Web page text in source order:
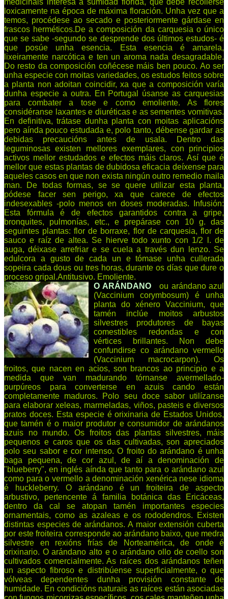
medicinais interesa a sumidad florida, que debe recollerse
loxicamente na época de máxima floración. Unha vez que a
temos, procédese ao secado e posteriormente gárdase en
frascos herméticos.De a composición da carquesia o único
que se sabe -segundo se desprende dos últimos estudos- é
que posúe unha esencia. Esta esencia é amarela,
lixeiramente narcótica e ten un aroma nada desagradable.
Do resto da composición coñécese máis ben pouco. Ao ser
unha especie con moitas variedades, os estudos feitos sobre
a planta non adoitan coincidir, xa que a composición varía
dunha especie a outra. En Portugal úsanse as carquesias
para combater a tose e como emoliente. As flores
considéranse laxantes e diuréticas e as sementes vomitivas.
En definitiva, trátase dunha planta con moitas aplicacións
pero aínda pouco estudada e, polo tanto, débense gardar as
debidas precaucións antes de usala. Dentro das
leguminosas existen mellores exemplares, con principios
activos mellor estudados e efectos máis claros. Así que é
mellor que estas plantas de dubidosa eficacia deíxense para
aqueles casos en que non exista ningún outro remedio maila
man. De todas formas, se se quere utilizar esta planta,
pódese facer sen perigo, xa que carece de efectos
indesexables -polo menos en doses moderadas. Infusión:
Esta fórmula é de efectos garantidos contra a gripe,
bronquites, pulmonías, etc., e prepárase con 10 g. das
seguintes plantas: flor de borraxe, flor de carquesia, flor de
sauco e raíz de altea. Se hierve todo xunto con 1/2 l. de
auga, déixase arrefriar e se cuela a través dun lenzo. Se
edulcora a gusto de cada un e tómase unha cullerada
sopeira cada dous ou tres horas, durante os días que dure o
proceso gripal.Antitusivo. Emoliente.
O ARÁNDANO
ou arándano azul
(Vaccinium corymbosum) é unha
planta do xénero Vaccinium, que
tamén inclúe moitos arbustos
silvestres produtores de bayas
comestibles redondas e con
vértices brillantes. Non debe
confundirse co arándano vermello
(Vaccinium macrocarpon). Os
froitos, que nacen en acios, son brancos ao principio e a
medida que van madurando tórnanse avermellado-
purpúreos para converterse en azuis cando están
completamente maduros. Polo seu doce sabor utilízanse
para elaborar xeleas, marmeladas, viños, pasteis e diversos
pratos doces. Esta especie é orixinaria de Estados Unidos,
que tamén é o maior produtor e consumidor de arándanos
azuis no mundo. Os froitos das plantas silvestres, máis
pequenos e caros que os das cultivadas, son apreciados
polo seu sabor e cor intenso. O froito do arándano é unha
baga pequena, de cor azul, de aí a denominación de
"blueberry", en inglés aínda que tanto para o arándano azul
como para o vermello a denominación xenérica nese idioma
é huckleberry. O arándano é un froiteira de aspecto
arbustivo, pertencente á familia botánica das Ericáceas,
dentro da cal se atopan tamén importantes especies
ornamentais, como as azaleas e os rododendros. Existen
distintas especies de arándanos. A maior extensión cuberta
por este froiteira corresponde ao arándano baixo, que medra
silvestre en rexións frías de Norteamérica, de onde é
orixinario. O arándano alto e o arándano ollo de coello son
cultivados comercialmente. As raíces dos arándanos teñen
un aspecto fibroso e distribúense superficialmente, o que
vólveas dependentes dunha provisión constante de
humidade. En condicións naturais as raíces están asociadas